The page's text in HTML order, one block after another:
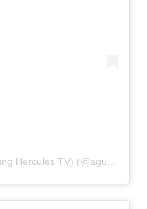
Hercules TV) (@agunghercules88) on